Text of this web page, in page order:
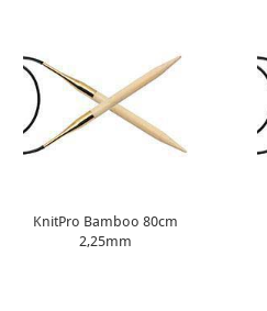
KnitPro Bamboo 80cm
2,25mm